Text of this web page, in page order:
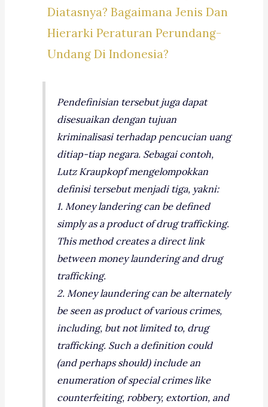
Diatasnya? Bagaimana Jenis Dan
Hierarki Peraturan Perundang-
Undang Di Indonesia?
Pendefinisian tersebut juga dapat
disesuaikan dengan tujuan
kriminalisasi terhadap pencucian uang
ditiap-tiap negara. Sebagai contoh,
Lutz Kraupkopf mengelompokkan
definisi tersebut menjadi tiga, yakni:
1. Money landering can be defined
simply as a product of drug trafficking.
This method creates a direct link
between money laundering and drug
trafficking.
2. Money laundering can be alternately
be seen as product of various crimes,
including, but not limited to, drug
trafficking. Such a definition could
(and perhaps should) include an
enumeration of special crimes like
counterfeiting, robbery, extortion, and